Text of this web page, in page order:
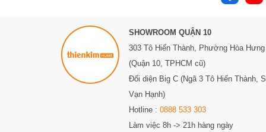
SHOWROOM QUẬN 10
303 Tô Hiến Thành, Phường Hòa Hưng
(Quận 10, TPHCM cũ)
Đối diện Big C (Ngã 3 Tô Hiến Thành,
Vạn Hạnh)
Hotline : 0888 533 303
Làm việc 8h -> 21h hàng ngày